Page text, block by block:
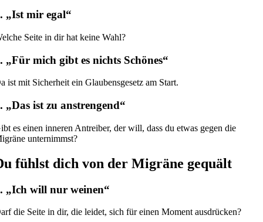
„Ist mir egal“
Seite in dir hat keine Wahl?
„Für mich gibt es nichts Schönes“
ist mit Sicherheit ein Glaubensgesetz am Start.
„Das ist zu anstrengend“
es einen inneren Antreiber, der will, dass du etwas gegen die
unternimmst?
fühlst dich von der Migräne gequält
„Ich will nur weinen“
die Seite in dir, die leidet, sich für einen Moment ausdrücken?